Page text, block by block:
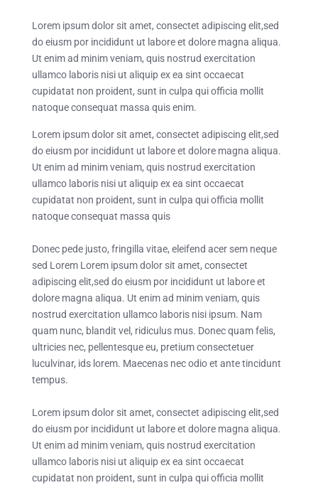
Lorem ipsum dolor sit amet, consectet adipiscing elit,sed
do eiusm por incididunt ut labore et dolore magna aliqua.
Ut enim ad minim veniam, quis nostrud exercitation
ullamco laboris nisi ut aliquip ex ea sint occaecat
cupidatat non proident, sunt in culpa qui officia mollit
natoque consequat massa quis enim.
Lorem ipsum dolor sit amet, consectet adipiscing elit,sed
do eiusm por incididunt ut labore et dolore magna aliqua.
Ut enim ad minim veniam, quis nostrud exercitation
ullamco laboris nisi ut aliquip ex ea sint occaecat
cupidatat non proident, sunt in culpa qui officia mollit
natoque consequat massa quis
Donec pede justo, fringilla vitae, eleifend acer sem neque
sed Lorem Lorem ipsum dolor sit amet, consectet
adipiscing elit,sed do eiusm por incididunt ut labore et
dolore magna aliqua. Ut enim ad minim veniam, quis
nostrud exercitation ullamco laboris nisi ipsum. Nam
quam nunc, blandit vel, ridiculus mus. Donec quam felis,
ultricies nec, pellentesque eu, pretium consectetuer
luculvinar, ids lorem. Maecenas nec odio et ante tincidunt
tempus.
Lorem ipsum dolor sit amet, consectet adipiscing elit,sed
do eiusm por incididunt ut labore et dolore magna aliqua.
Ut enim ad minim veniam, quis nostrud exercitation
ullamco laboris nisi ut aliquip ex ea sint occaecat
cupidatat non proident, sunt in culpa qui officia mollit